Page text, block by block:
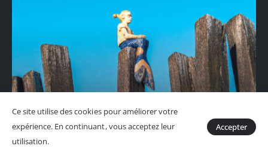
Ce site utilise des cookies pour améliorer votre
expérience. En continuant, vous acceptez leur
utilisation.
Accepter